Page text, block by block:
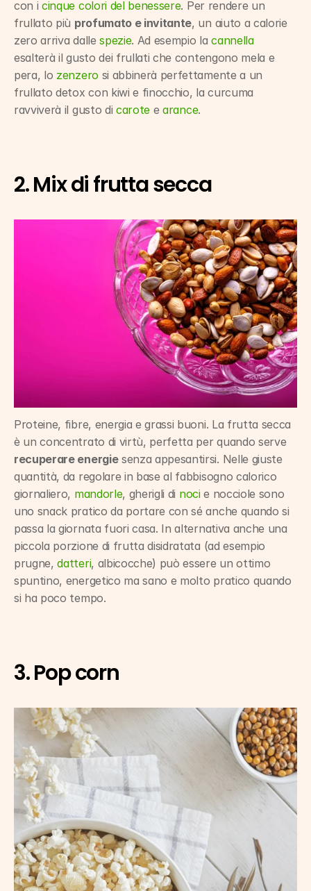
con i cinque colori del benessere. Per rendere un
frullato più profumato e invitante, un aiuto a calorie
zero arriva dalle spezie. Ad esempio la cannella
esalterà il gusto dei frullati che contengono mela e
pera, lo zenzero si abbinerà perfettamente a un
frullato detox con kiwi e finocchio, la curcuma
ravviverà il gusto di carote e arance.
2. Mix di frutta secca
Proteine, fibre, energia e grassi buoni. La frutta secca
è un concentrato di virtù, perfetta per quando serve
recuperare energie senza appesantirsi. Nelle giuste
quantità, da regolare in base al fabbisogno calorico
giornaliero, mandorle, gherigli di noci e nocciole sono
uno snack pratico da portare con sé anche quando si
passa la giornata fuori casa. In alternativa anche una
piccola porzione di frutta disidratata (ad esempio
prugne, datteri, albicocche) può essere un ottimo
spuntino, energetico ma sano e molto pratico quando
si ha poco tempo.
3. Pop corn